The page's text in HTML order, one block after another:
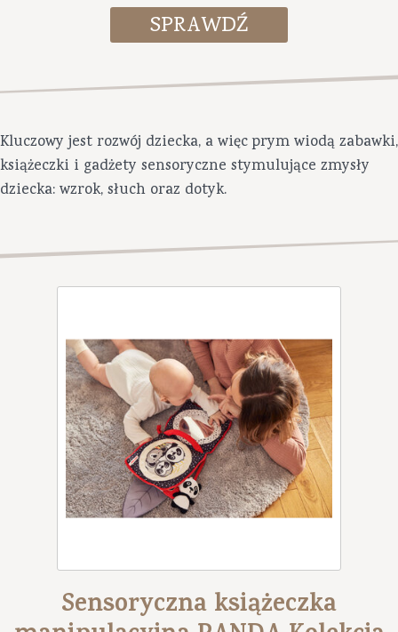
Kluczowy jest rozwój dziecka, a więc prym wiodą zabawki,
książeczki i gadżety sensoryczne stymulujące zmysły
dziecka: wzrok, słuch oraz dotyk.
Sensoryczna książeczka